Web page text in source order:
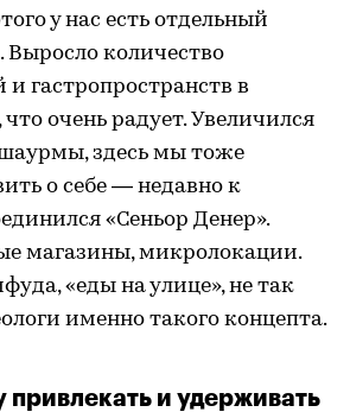
у нас есть отдельный
Выросло количество
гастропространств в
очень радует. Увеличился
здесь мы тоже
о себе — недавно к
«Сеньор Денер».
магазины, микролокации.
«еды на улице», не так
именно такого концепта.
привлекать и удерживать